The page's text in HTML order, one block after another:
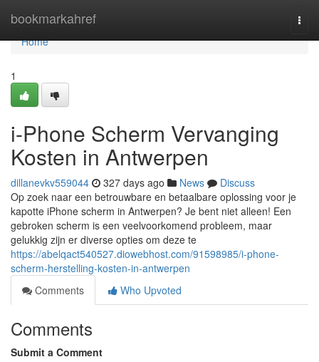
bookmarkahref
Home
Home
1
i-Phone Scherm Vervanging
Kosten in Antwerpen
dillanevkv559044 327 days ago News
Discuss
Op zoek naar een betrouwbare en betaalbare oplossing voor je
kapotte iPhone scherm in Antwerpen? Je bent niet alleen! Een
gebroken scherm is een veelvoorkomend probleem, maar
gelukkig zijn er diverse opties om deze te
https://abelqact540527.diowebhost.com/91598985/i-phone-
scherm-herstelling-kosten-in-antwerpen
Comments
Who Upvoted
Comments
Submit a Comment